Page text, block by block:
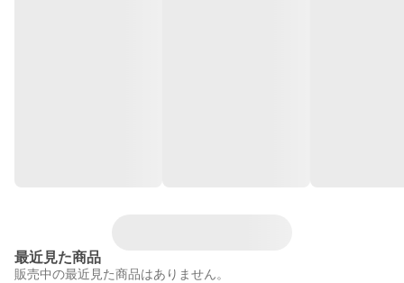
最近見た商品
販売中の最近見た商品はありません。